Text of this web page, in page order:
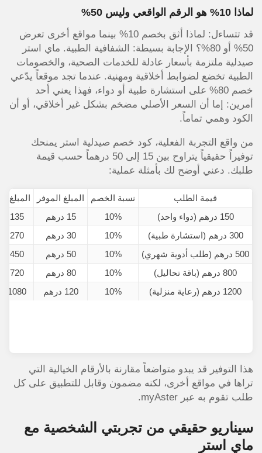
لماذا 10% هو الرقم الواقعي وليس 50%
قد تتساءل: لماذا أثق بخصم 10% بينما مواقع أخرى تعرض
50% أو 80%؟ الإجابة بسيطة: الشفافية الطبية. ماي استر
صيدلية ملتزمة بأسعار عادلة للخدمات الصحية، والخصومات
الطبية تخضع لضوابط أخلاقية ومهنية. عندما تجد موقعاً يدّعي
خصم 80% على استشارة طبية أو دواء، فهذا يعني أحد
أمرين: إما أن السعر الأصلي مضخم بشكل غير أخلاقي، أو أن
الكود وهمي تماماً.
من واقع التجربة الفعلية، كود خصم صيدلية استر يمنحك
توفيراً حقيقياً يتراوح بين 15 إلى 50 درهماً حسب قيمة
طلبك. دعني أوضح لك بأمثلة عملية:
قيمة الطلب نسبة الخصم المبلغ الموفر
المبلغ
150 درهم (دواء واحد)
10% 15 درهم
135 درهم
300 درهم (استشارة طبية)
10% 30 درهم
270 درهم
500 درهم (طلب أدوية شهري)
10% 50 درهم
450 درهم
800 درهم (باقة تحاليل)
10% 80 درهم
720 درهم
1200 درهم (رعاية منزلية)
10% 120 درهم 1080 درهم
هذا التوفير قد يبدو متواضعاً مقارنة بالأرقام الخيالية التي
تراها في مواقع أخرى، لكنه مضمون وقابل للتطبيق على كل
طلب تقوم به عبر myAster.
سيناريو حقيقي من تجربتي الشخصية مع
ماي استر